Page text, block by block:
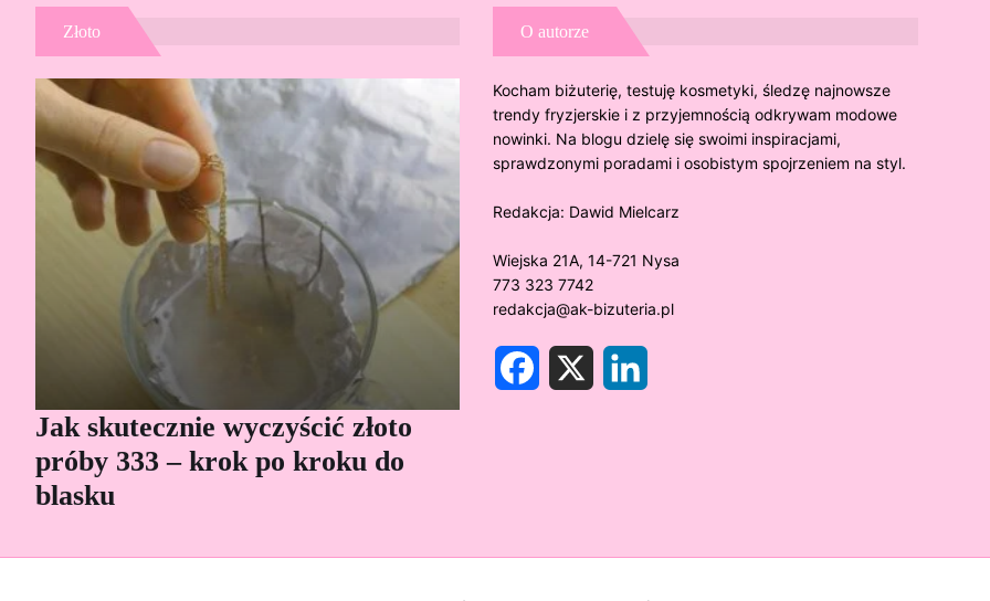
Złoto
Jak skutecznie wyczyścić złoto
próby 333 – krok po kroku do
blasku
O autorze
Kocham biżuterię, testuję kosmetyki, śledzę najnowsze
trendy fryzjerskie i z przyjemnością odkrywam modowe
nowinki. Na blogu dzielę się swoimi inspiracjami,
sprawdzonymi poradami i osobistym spojrzeniem na styl.
Redakcja: Dawid Mielcarz
Wiejska 21A, 14-721 Nysa
773 323 7742
redakcja@ak-bizuteria.pl
X